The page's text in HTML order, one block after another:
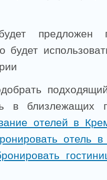
предложен
будет
в близлежащих
отелей в
отель